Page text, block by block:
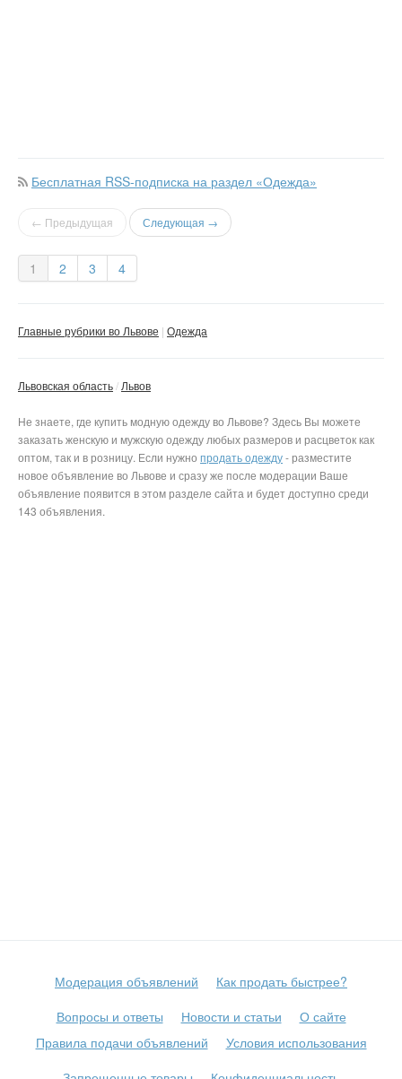
Бесплатная RSS-подписка на раздел «Одежда»
← Предыдущая Следующая →
1 2 3 4
Главные рубрики во Львове Одежда
Львовская область Львов
Не знаете, где купить модную одежду во Львове? Здесь Вы можете
заказать женскую и мужскую одежду любых размеров и расцветок как
оптом, так и в розницу. Если нужно продать одежду- разместите
новое объявление во Львове и сразу же после модерации Ваше
объявление появится в этом разделе сайта и будет доступно среди
143 объявления.
Модерация объявлений
Как продать быстрее?
Вопросы и ответы
Новости и статьи
О сайте
Правила подачи объявлений
Условия использования